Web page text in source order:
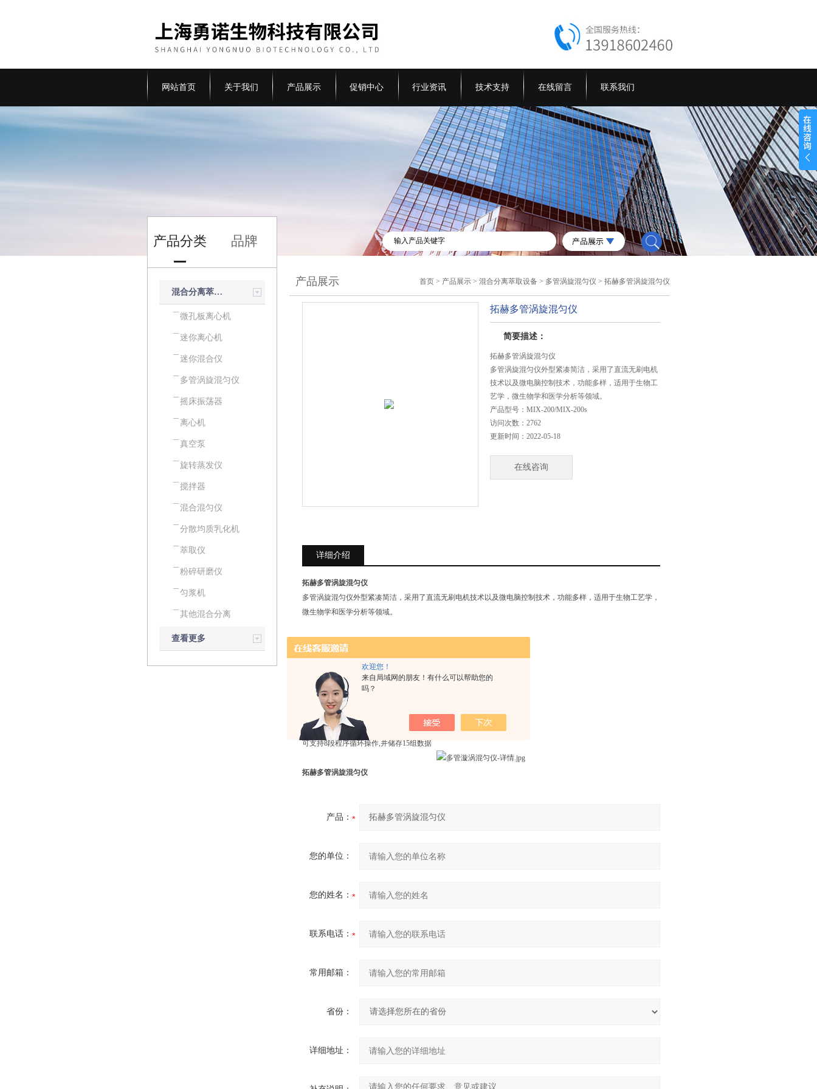
欢迎您！
来自局域网的朋友！有什么可以帮助您的
吗？
网站首页 关于我们 产品展示 促销中心 行业资讯 技术支持 在线留言 联系我们
产品分类 品牌
混合分离萃取设备
微孔板离心机
迷你离心机
迷你混合仪
多管涡旋混匀仪
摇床振荡器
离心机
真空泵
旋转蒸发仪
搅拌器
混合混匀仪
分散均质乳化机
萃取仪
粉碎研磨仪
匀浆机
其他混合分离
查看更多
产品展示 首页 > 产品展示 >混合分离萃取设备 > 多管涡旋混匀仪 > 拓赫多管涡旋混匀仪
拓赫多管涡旋混匀仪
简要描述：
拓赫多管涡旋混匀仪
多管涡旋混匀仪外型紧凑简洁，采用了直流无刷电机
技术以及微电脑控制技术，功能多样，适用于生物工
艺学，微生物学和医学分析等领域。
产品型号： MIX-200/MIX-200s
访问次数： 2762
更新时间： 2022-05-18
在线咨询
详细介绍
拓赫多管涡旋混匀仪
多管涡旋混匀仪外型紧凑简洁，采用了直流无刷电机技术以及微电脑控制技术，功能多样，适用于生物工艺学，
微生物学和医学分析等领域。
2.1min ~ 99h59min范围内任意设定定时时间
3.可选配试管架专用型,仪器可适配使用各种试管架
4.直流无刷电机驱动,速度精确、长寿命、免保养
5.人性化程序设计,点动或者连续振荡两种振荡模式
6.智能微机控制,匀速模式、冲击模式、编程模式
可支持8段程序循环操作,并储存15组数据
拓赫多管涡旋混匀仪
产品：
您的单位：
您的姓名：
联系电话：
常用邮箱：
省份：
详细地址：